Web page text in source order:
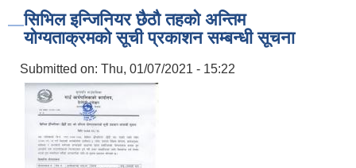
सिभिल इन्जिनियर छैठौ तहको अन्तिम
योग्यताक्रमको सूची प्रकाशन सम्बन्धी सूचना
Submitted on: Thu, 01/07/2021 - 15:22